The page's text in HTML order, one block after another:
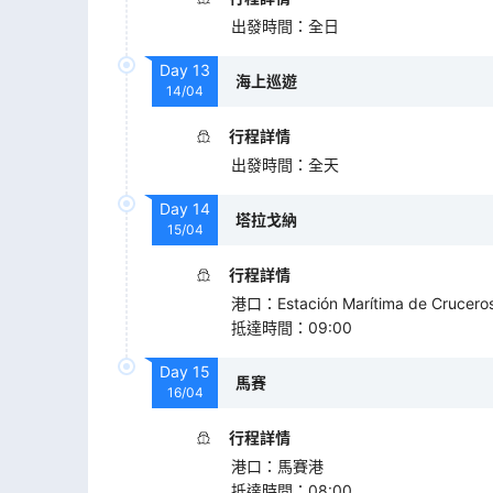
出發時間 ： 全日
Day 13
14/04
海上巡遊
行程詳情
出發時間 ： 全天
Day 14
15/04
塔拉戈納
行程詳情
港口 ： Estación Marítima de
抵達時間 ： 09:00
Day 15
16/04
馬賽
行程詳情
港口 ： 馬賽港